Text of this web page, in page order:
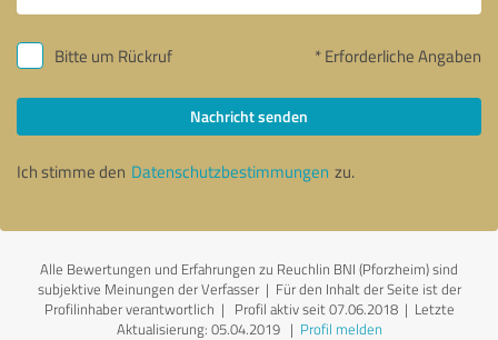
Bitte um Rückruf * Erforderliche Angaben
Nachricht senden
Ich stimme den Datenschutzbestimmungen zu.
Alle Bewertungen und Erfahrungen zu Reuchlin BNI (Pforzheim) sind
subjektive Meinungen der Verfasser | Für den Inhalt der Seite ist der
Profilinhaber verantwortlich | Profil aktiv seit 07.06.2018 | Letzte
Aktualisierung: 05.04.2019| Profil melden